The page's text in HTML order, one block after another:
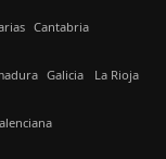
Cantabria
Galicia La Rioja